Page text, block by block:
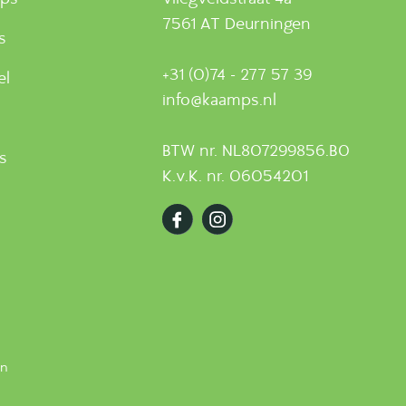
7561 AT Deurningen
+31 (0)74 - 277 57 39
info@kaamps.nl
BTW nr. NL807299856.B0
K.v.K. nr. 06054201